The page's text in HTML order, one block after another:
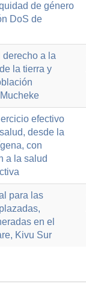
de género
DoS de
a la
la tierra y
efectivo
desde la
con
a la salud
para las
en el
Kivu Sur